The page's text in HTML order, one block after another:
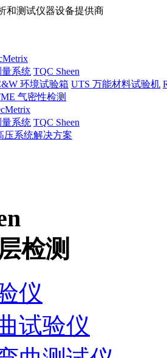
和测试仪器设备提供商
系统 TQC Sheen
环境试验箱 UTS 万能材料试验机
气密性检测
系统 TQC Sheen
压系统解决方案
检测
仪
试验仪